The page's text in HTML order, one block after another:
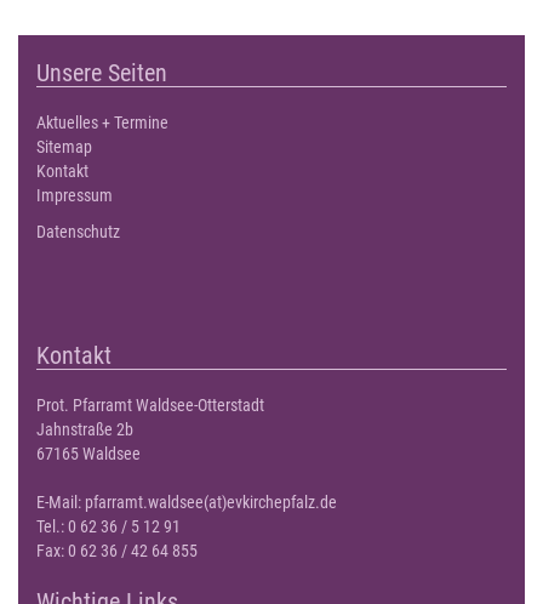
Unsere Seiten
Aktuelles + Termine
Sitemap
Kontakt
Impressum
Datenschutz
Kontakt
Prot. Pfarramt Waldsee-Otterstadt
Jahnstraße 2b
67165 Waldsee
E-Mail: pfarramt.waldsee(at)evkirchepfalz.de
Tel.: 0 62 36 / 5 12 91
Fax: 0 62 36 / 42 64 855